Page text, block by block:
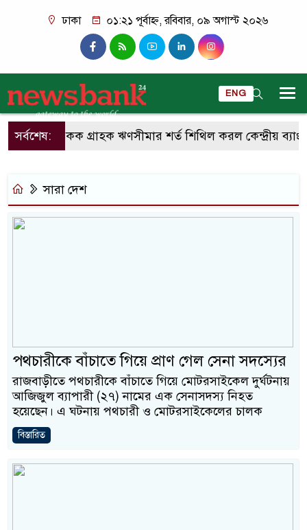
ঢাকা ০১:২১ পূর্বাহ্ন, রবিবার, ০৯ অগাস্ট ২০২৬
ENG
সর্বশেষ:একক গ্রাহক ঋণসীমার শর্ত শিথিল করল কেন্দ্রীয় ব্যাংক
সারা দেশ
পথচারীকে বাঁচাতে গিয়ে প্রাণ গেল সেনা সদস্যের
রাজবাড়ীতে পথচারীকে বাঁচাতে গিয়ে মোটরসাইকেল দুর্ঘটনায়
আজিজুল ব্যাপারী (২৭) নামের এক সেনাসদস্য নিহত
হয়েছেন। এ ঘটনায় পথচারী ও মোটরসাইকেলের চালক
বিস্তারিত